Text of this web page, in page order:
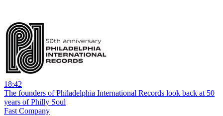
18:42
The founders of Philadelphia International Records look back at 50
years of Philly Soul
Fast Company